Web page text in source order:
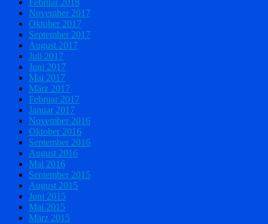
Februar 2018
November 2017
Oktober 2017
September 2017
August 2017
Juli 2017
Juni 2017
Mai 2017
März 2017
Februar 2017
Januar 2017
November 2016
Oktober 2016
September 2016
August 2016
Mai 2016
September 2015
August 2015
Juni 2015
Mai 2015
März 2015